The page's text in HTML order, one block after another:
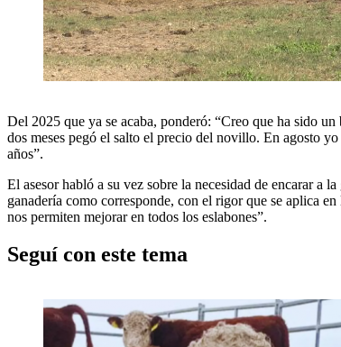
Del 2025 que ya se acaba, ponderó: “Creo que ha sido
dos meses pegó el salto el precio del novillo. En agosto
años”.
El asesor habló a su vez sobre la necesidad de encarar a
ganadería como corresponde, con el rigor que se aplica
nos permiten mejorar en todos los eslabones”.
Seguí con este tema